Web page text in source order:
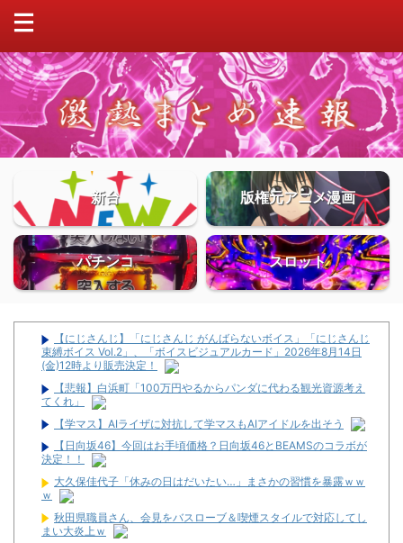
新台 版権元アニメ漫画
パチンコ スロット
【にじさんじ】「にじさんじ がんばらないボイス」「にじさんじ
束縛ボイス Vol.2」、「ボイスビジュアルカード」2026年8月14日
(金)12時より販売決定！
【悲報】白浜町「100万円やるからパンダに代わる観光資源考え
てくれ」
【学マス】AIライザに対抗して学マスもAIアイドルを出そう
【日向坂46】今回はお手頃価格？日向坂46とBEAMSのコラボが
決定！！
大久保佳代子「休みの日はだいたい…」まさかの習慣を暴露ｗｗ
ｗ
秋田県職員さん、会見をバスローブ＆喫煙スタイルで対応してし
まい大炎上ｗ